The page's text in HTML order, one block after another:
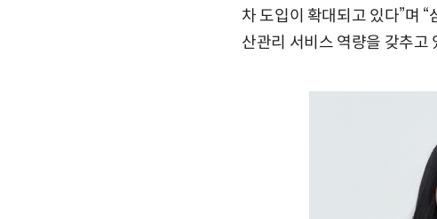
차 도입이 확대되고 있다”며
산관리 서비스 역량을 갖추고